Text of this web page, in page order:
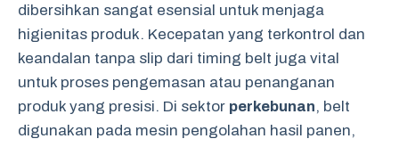
dibersihkan sangat esensial untuk menjaga
higienitas produk. Kecepatan yang terkontrol dan
keandalan tanpa slip dari timing belt juga vital
untuk proses pengemasan atau penanganan
produk yang presisi. Di sektor perkebunan, belt
digunakan pada mesin pengolahan hasil panen,